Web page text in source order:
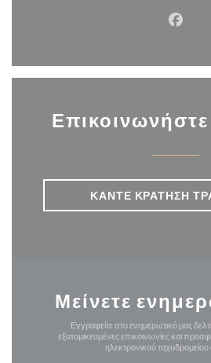
Επικοινωνήστε
ΚΆΝΤΕ ΚΡΆΤΗΣΗ
Μείνετε
Εγγραφείτε στο ενημερωτικό μας
εξατομικευμένες επικοινωνίες και
ηλεκτρονικού ταχυδρομείου